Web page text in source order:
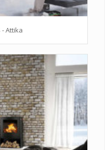
- Attika